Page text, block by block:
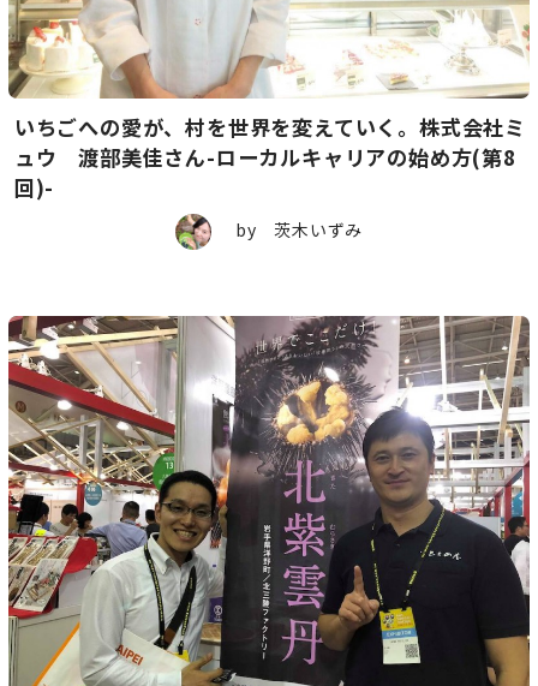
いちごへの愛が、村を世界を変えていく。株式会社ミ
ュウ 渡部美佳さん-ローカルキャリアの始め方(第8
回)-
by 茨木いずみ